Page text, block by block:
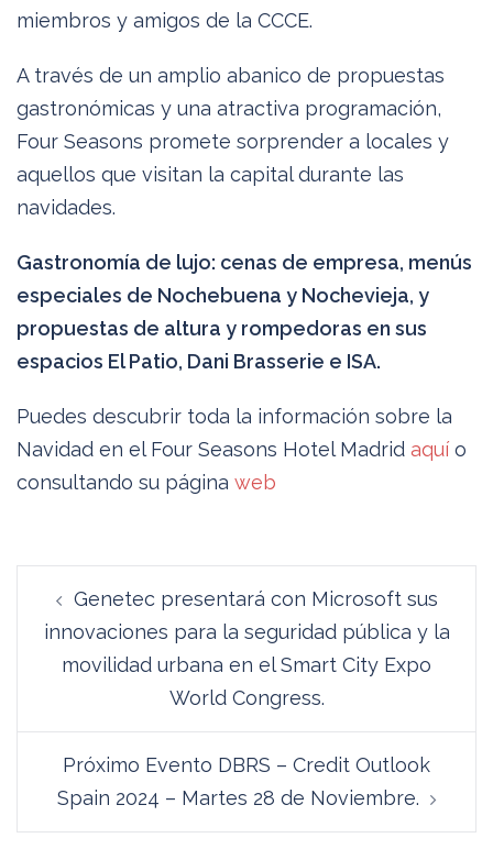
miembros y amigos de la CCCE.
A través de un amplio abanico de propuestas
gastronómicas y una atractiva programación,
Four Seasons promete sorprender a locales y
aquellos que visitan la capital durante las
navidades.
Gastronomía de lujo: cenas de empresa, menús
especiales de Nochebuena y Nochevieja, y
propuestas de altura y rompedoras en sus
espacios El Patio, Dani Brasserie e ISA.
Puedes descubrir toda la información sobre la
Navidad en el Four Seasons Hotel Madrid aquí o
consultando su página web
entradas
Genetec presentará con Microsoft sus
innovaciones para la seguridad pública y la
movilidad urbana en el Smart City Expo
World Congress.
Próximo Evento DBRS – Credit Outlook
Spain 2024 – Martes 28 de Noviembre.